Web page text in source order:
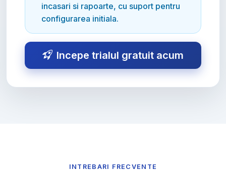
incasari si rapoarte, cu suport pentru
configurarea initiala.
Incepe trialul gratuit acum
INTREBARI FRECVENTE